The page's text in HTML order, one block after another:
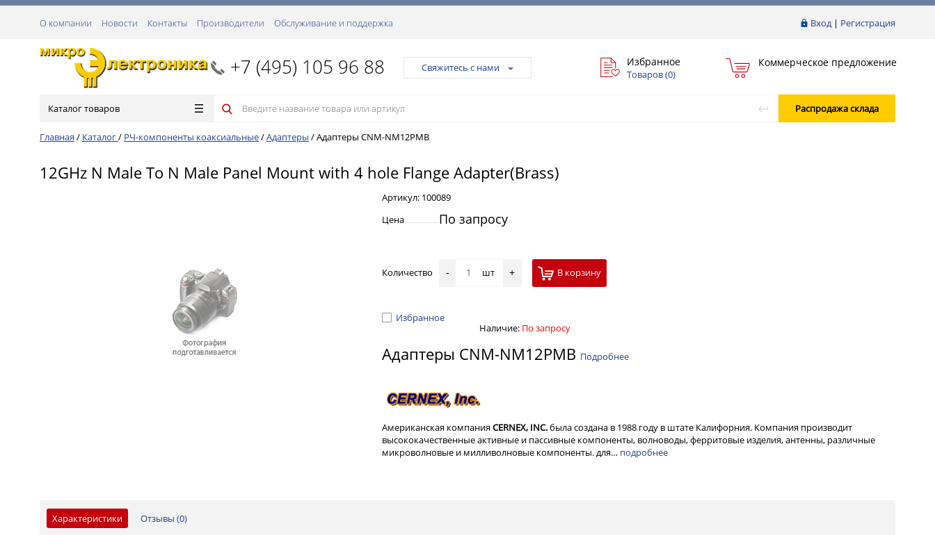
Вход| Регистрация
О компании Новости Контакты Производители Обслуживание и поддержка
+7 (495) 105 96 88 Свяжитесь с нами Избранное
Товаров (0)
Коммерческое предложение
Каталог товаров Распродажа склада
Главная / Каталог/ РЧ-компоненты коаксиальные/Адаптеры /Адаптеры CNM-NM12PMB
12GHz N Male To N Male Panel Mount with 4 hole Flange Adapter(Brass)
Артикул: 100089
Цена
По запросу
Количество - шт + В корзину
Избранное
Наличие: По запросу
Адаптеры CNM-NM12PMB Подробнее
Американская компанияCERNEX, INC.была создана в 1988 году в штате Калифорния. Компания производит
высококачественные активные и пассивные компоненты, волноводы, ферритовые изделия, антенны, различные
микроволновые и милливолновые компоненты. для… подробнее
Характеристики Отзывы (0)